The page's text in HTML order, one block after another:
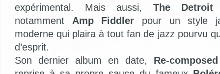
expérimental. Mais aussi, The Detroit
notamment Amp Fiddler pour un style
moderne qui plaira à tout fan de jazz pourvu
d’esprit.
Son dernier album en date, Re-composed